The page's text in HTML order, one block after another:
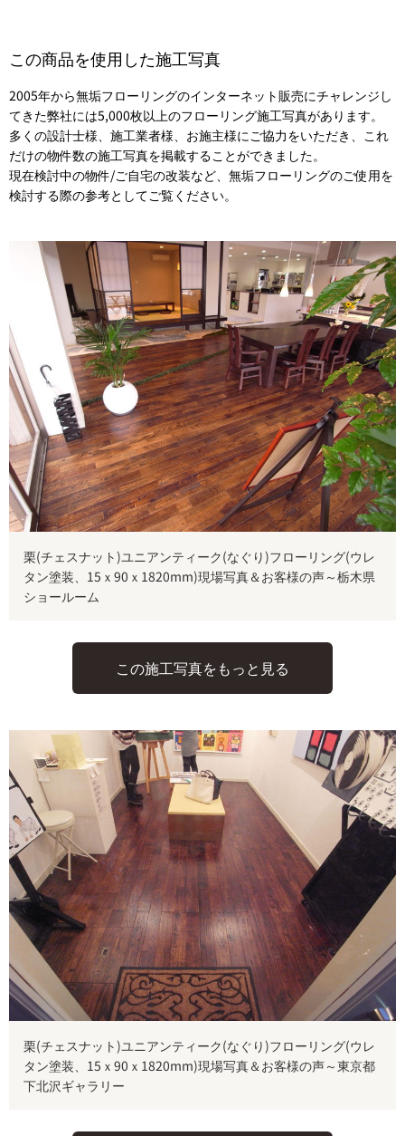
この商品を使用した施工写真
2005年から無垢フローリングのインターネット販売にチャレンジし
てきた弊社には5,000枚以上のフローリング施工写真があります。
多くの設計士様、施工業者様、お施主様にご協力をいただき、これ
だけの物件数の施工写真を掲載することができました。
現在検討中の物件/ご自宅の改装など、無垢フローリングのご使用を
検討する際の参考としてご覧ください。
栗(チェスナット)ユニアンティーク(なぐり)フローリング(ウレ
タン塗装、15ｘ90ｘ1820mm)現場写真＆お客様の声～栃木県
ショールーム
この施工写真をもっと見る
栗(チェスナット)ユニアンティーク(なぐり)フローリング(ウレ
タン塗装、15ｘ90ｘ1820mm)現場写真＆お客様の声～東京都
下北沢ギャラリー